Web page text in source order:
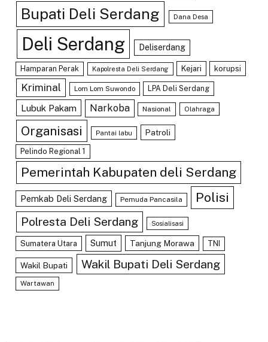
Bupati Deli Serdang Dana Desa
Deli Serdang Deliserdang
Hamparan Perak Kapolresta Deli Serdang Kejari korupsi
Kriminal Lom Lom Suwondo LPA Deli Serdang
Lubuk Pakam Narkoba Nasional Olahraga
Organisasi Pantai labu Patroli
Pelindo Regional 1
Pemerintah Kabupaten deli Serdang
Pemkab Deli Serdang Pemuda Pancasila Polisi
Polresta Deli Serdang Sosialisasi
Sumatera Utara Sumut Tanjung Morawa TNI
Wakil Bupati Wakil Bupati Deli Serdang
Wartawan